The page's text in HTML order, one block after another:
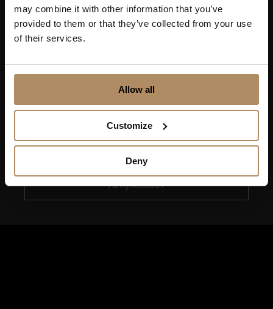
may combine it with other information that you’ve
provided to them or that they’ve collected from your use
of their services.
Allow all
Customize
Deny
Ved påmelding godkjenner du at De Historiske lagrer
nyhetsbrev om våre produkter og tjenester. Du kan
oppheve abonnementet når som helst. Hvis du vil ha mer
informasjon om vår praksis for personvern og hvordan vi
forplikter oss til å beskytte ditt personvern, kan du se våre
retningslinjerher.